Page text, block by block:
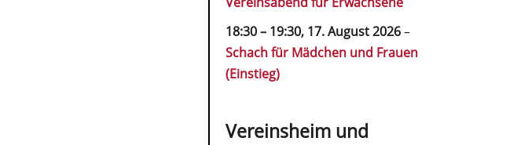
18:30– 19:30, 17. August 2026–
Schach für Mädchen und Frauen
(Einstieg)
Vereinsheim und